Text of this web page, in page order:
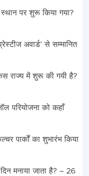
पर शुरू किया गया?
अवार्ड’ से सम्मानित
राज्य में शुरू की गयी है?
परियोजना को कहाँ
पार्कों का शुभारंभ किया
मनाया जाता है? – 26